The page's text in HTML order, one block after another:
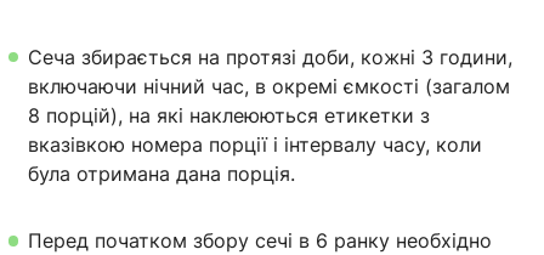
Сеча збирається на протязі доби, кожні 3 години,
включаючи нічний час, в окремі ємкості (загалом
8 порцій), на які наклеюються етикетки з
вказівкою номера порції і інтервалу часу, коли
була отримана дана порція.
Перед початком збору сечі в 6 ранку необхідно